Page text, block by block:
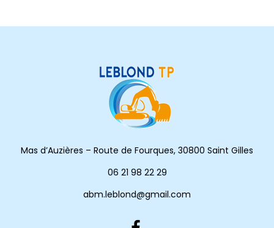
Mas d’Auzières – Route de Fourques, 30800 Saint Gilles
06 21 98 22 29
abm.leblond@gmail.com